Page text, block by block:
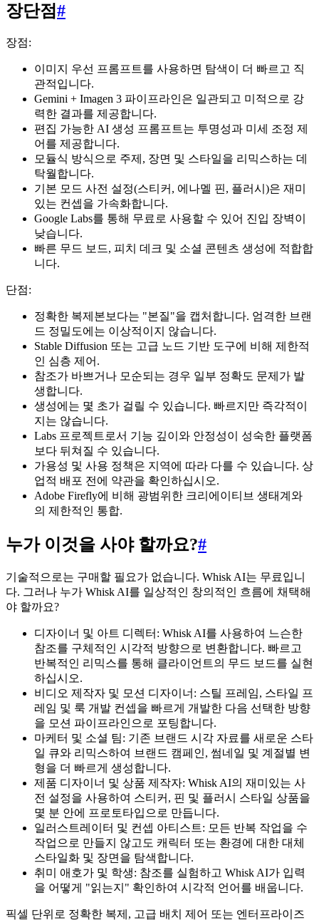
장단점#
장점:
이미지 우선 프롬프트를 사용하면 탐색이 더 빠르고 직
관적입니다.
Gemini + Imagen 3 파이프라인은 일관되고 미적으로 강
력한 결과를 제공합니다.
편집 가능한 AI 생성 프롬프트는 투명성과 미세 조정 제
어를 제공합니다.
모듈식 방식으로 주제, 장면 및 스타일을 리믹스하는 데
탁월합니다.
기본 모드 사전 설정(스티커, 에나멜 핀, 플러시)은 재미
있는 컨셉을 가속화합니다.
Google Labs를 통해 무료로 사용할 수 있어 진입 장벽이
낮습니다.
빠른 무드 보드, 피치 데크 및 소셜 콘텐츠 생성에 적합합
니다.
단점:
정확한 복제본보다는 "본질"을 캡처합니다. 엄격한 브랜
드 정밀도에는 이상적이지 않습니다.
Stable Diffusion 또는 고급 노드 기반 도구에 비해 제한적
인 심층 제어.
참조가 바쁘거나 모순되는 경우 일부 정확도 문제가 발
생합니다.
생성에는 몇 초가 걸릴 수 있습니다. 빠르지만 즉각적이
지는 않습니다.
Labs 프로젝트로서 기능 깊이와 안정성이 성숙한 플랫폼
보다 뒤쳐질 수 있습니다.
가용성 및 사용 정책은 지역에 따라 다를 수 있습니다. 상
업적 배포 전에 약관을 확인하십시오.
Adobe Firefly에 비해 광범위한 크리에이티브 생태계와
의 제한적인 통합.
누가 이것을 사야 할까요?#
기술적으로는 구매할 필요가 없습니다. Whisk AI는 무료입니
다. 그러나 누가 Whisk AI를 일상적인 창의적인 흐름에 채택해
야 할까요?
디자이너 및 아트 디렉터: Whisk AI를 사용하여 느슨한
참조를 구체적인 시각적 방향으로 변환합니다. 빠르고
반복적인 리믹스를 통해 클라이언트의 무드 보드를 실현
하십시오.
비디오 제작자 및 모션 디자이너: 스틸 프레임, 스타일 프
레임 및 룩 개발 컨셉을 빠르게 개발한 다음 선택한 방향
을 모션 파이프라인으로 포팅합니다.
마케터 및 소셜 팀: 기존 브랜드 시각 자료를 새로운 스타
일 큐와 리믹스하여 브랜드 캠페인, 썸네일 및 계절별 변
형을 더 빠르게 생성합니다.
제품 디자이너 및 상품 제작자: Whisk AI의 재미있는 사
전 설정을 사용하여 스티커, 핀 및 플러시 스타일 상품을
몇 분 안에 프로토타입으로 만듭니다.
일러스트레이터 및 컨셉 아티스트: 모든 반복 작업을 수
작업으로 만들지 않고도 캐릭터 또는 환경에 대한 대체
스타일화 및 장면을 탐색합니다.
취미 애호가 및 학생: 참조를 실험하고 Whisk AI가 입력
을 어떻게 "읽는지" 확인하여 시각적 언어를 배웁니다.
픽셀 단위로 정확한 복제, 고급 배치 제어 또는 엔터프라이즈